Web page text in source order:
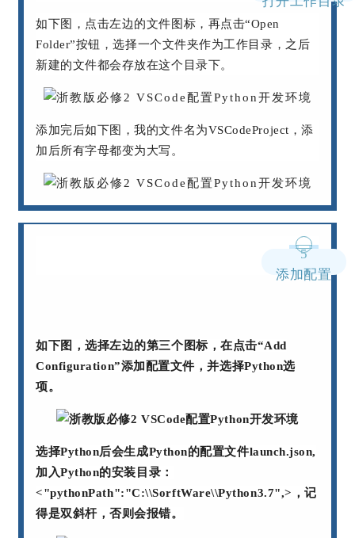
如下图，点击左边的文件图标，再点击“Open
Folder”按钮，选择一个文件夹作为工作目录，之后
新建的文件都会存放在这个目录下。
添加完后如下图，我的文件名为VSCodeProject，添
加后所有字母都变为大写。
5
添加配置
如下图，选择左边的第三个图标，在点击“Add
Configuration”添加配置文件，并选择Python选
项。
选择Python后会生成Python的配置文件launch.json,
加入Python的安装目录：
<"pythonPath":"C:\\SorftWare\\Python3.7",>，记
得是双斜杆，否则会报错。